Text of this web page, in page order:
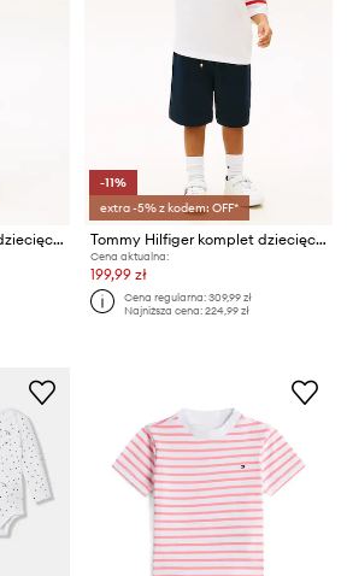
Tommy Hilfiger komplet dziecięcy z bawełną
-11%
extra -5% z kodem: OFF*
Tommy Hilfiger komplet dziecięcy bawełniany
Cena aktualna:
199,99 zł
Cena regularna:309,99 zł
Najniższa cena:224,99 zł